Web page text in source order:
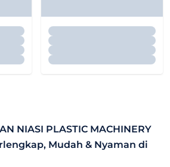
NIASI PLASTIC MACHINERY
Mudah & Nyaman di